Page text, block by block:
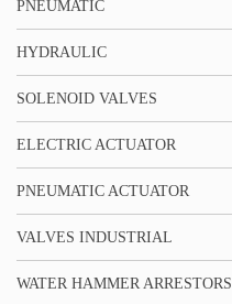
PNEUMATIC
HYDRAULIC
SOLENOID VALVES
ELECTRIC ACTUATOR
PNEUMATIC ACTUATOR
VALVES INDUSTRIAL
WATER HAMMER ARRESTORS